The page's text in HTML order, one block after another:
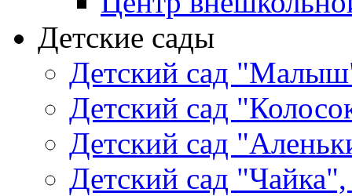
Детские сады
Детский сад
Детский сад
Детский сад
Детский сад